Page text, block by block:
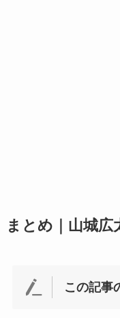
まとめ｜山城広
この記事